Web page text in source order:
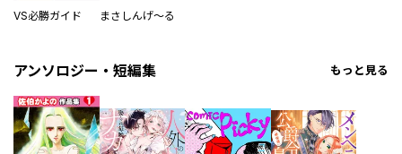
VS必勝ガイド まさしんげ～る
アンソロジー・短編集 もっと見る